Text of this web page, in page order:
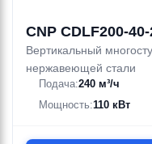
CNP CDLF200-
Вертикальный
нержавеющей стали
Подача:240 м³/ч
Мощность:110 кВт